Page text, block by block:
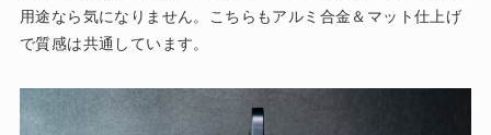
用途なら気になりません。こちらもアルミ合金＆マット仕上げ
で質感は共通しています。